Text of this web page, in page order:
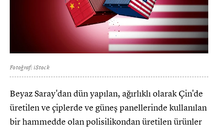
Fotoğraf: iStock
Beyaz Saray'dan dün yapılan, ağırlıklı olarak Çin'de
üretilen ve çiplerde ve güneş panellerinde kullanılan
bir hammedde olan polisilikondan üretilen ürünler